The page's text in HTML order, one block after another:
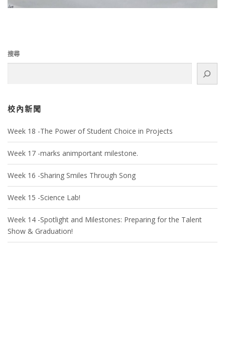
搜尋
校內新聞
Week 18 -The Power of Student Choice in Projects
Week 17 -marks animportant milestone.
Week 16 -Sharing Smiles Through Song
Week 15 -Science Lab!
Week 14 -Spotlight and Milestones: Preparing for the Talent
Show & Graduation!